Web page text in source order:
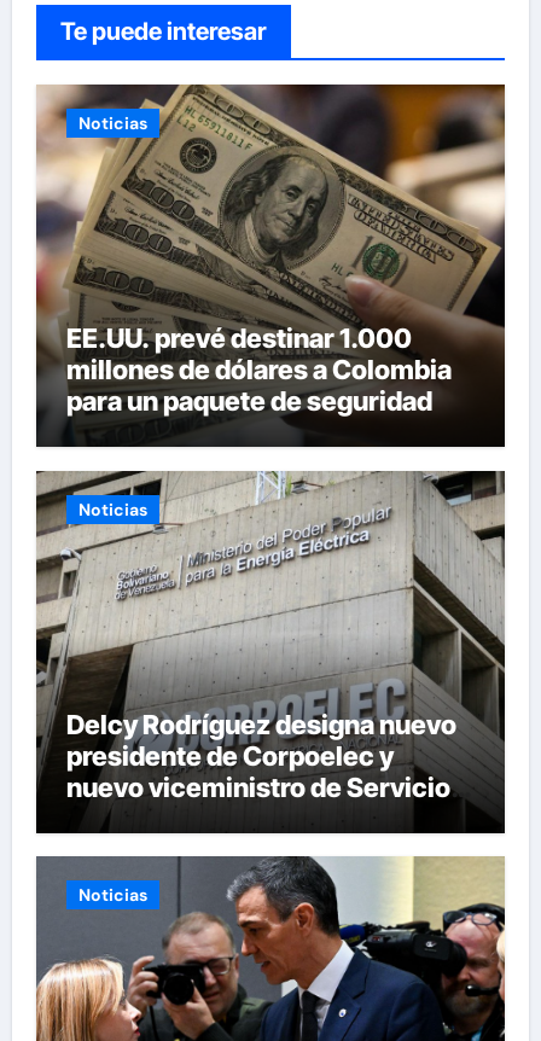
Te puede interesar
Noticias
EE.UU. prevé destinar 1.000
millones de dólares a Colombia
para un paquete de seguridad
Noticias
Delcy Rodríguez designa nuevo
presidente de Corpoelec y
nuevo viceministro de Servicios
Eléctricos
Noticias